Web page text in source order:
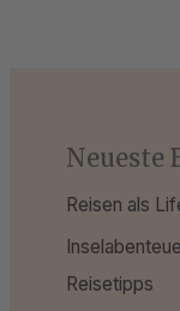
Neueste
Reisen als
Reisetipps